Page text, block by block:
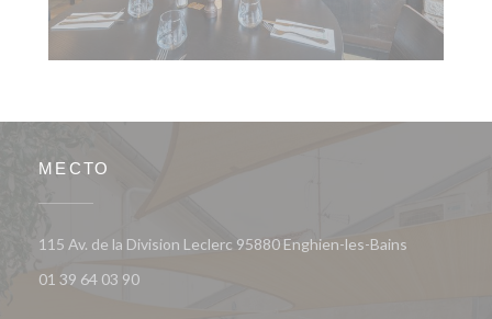
МЕСТО
115 Av. de la Division Leclerc 95880 Enghien-les-Bains
01 39 64 03 90